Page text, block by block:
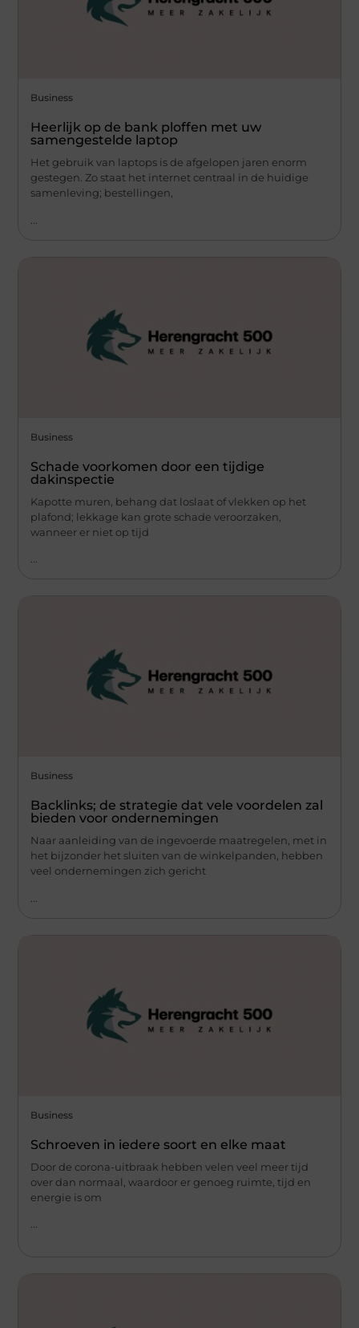
Business
Heerlijk op de bank ploffen met uw
samengestelde laptop
Het gebruik van laptops is de afgelopen jaren enorm
gestegen. Zo staat het internet centraal in de huidige
samenleving; bestellingen,
Business
Schade voorkomen door een tijdige
dakinspectie
Kapotte muren, behang dat loslaat of vlekken op het
plafond; lekkage kan grote schade veroorzaken,
wanneer er niet op tijd
Business
Backlinks; de strategie dat vele voordelen zal
bieden voor ondernemingen
Naar aanleiding van de ingevoerde maatregelen, met in
het bijzonder het sluiten van de winkelpanden, hebben
veel ondernemingen zich gericht
Business
Schroeven in iedere soort en elke maat
Door de corona-uitbraak hebben velen veel meer tijd
over dan normaal, waardoor er genoeg ruimte, tijd en
energie is om